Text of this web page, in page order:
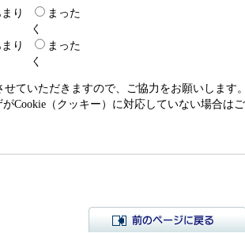
り
まった
く
り
まった
く
ていただきますので、ご協力をお願いします。
（クッキー）に対応していない場合はご